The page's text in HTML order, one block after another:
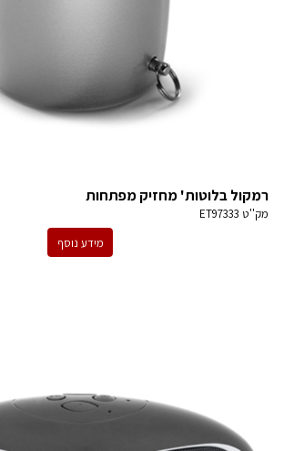
רמקול בלוטות' מחזיק מפתחות
מק''ט ET97333
מידע נוסף